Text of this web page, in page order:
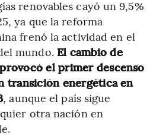
renovables cayó un 9,5%
ya que la reforma
frenó la actividad en el
mundo. El cambio de
el primer descenso
transición energética en
, aunque el país sigue
otra nación en